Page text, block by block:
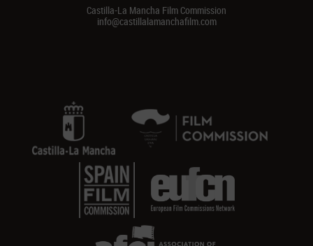
Castilla-La Mancha Film Commission
info@castillalamanchafilm.com